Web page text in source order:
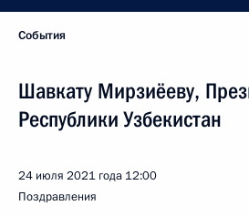
События
Шавкату Мирзиёеву,
Республики Узбекистан
24 июля 2021 года 12:00
Поздравления